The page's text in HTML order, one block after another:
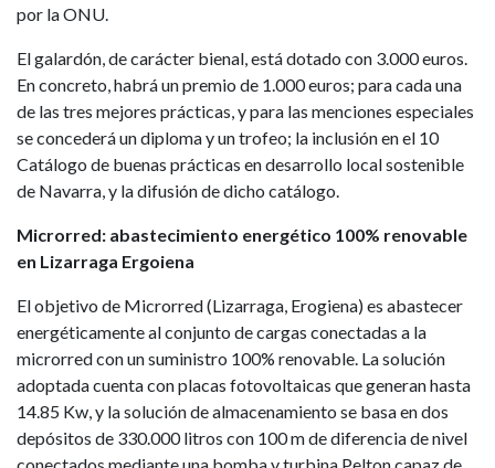
por la ONU.
El galardón, de carácter bienal, está dotado con 3.000 euros.
En concreto, habrá un premio de 1.000 euros; para cada una
de las tres mejores prácticas, y para las menciones especiales
se concederá un diploma y un trofeo; la inclusión en el 10
Catálogo de buenas prácticas en desarrollo local sostenible
de Navarra, y la difusión de dicho catálogo.
Microrred: abastecimiento energético 100% renovable
en Lizarraga Ergoiena
El objetivo de Microrred (Lizarraga, Erogiena) es abastecer
energéticamente al conjunto de cargas conectadas a la
microrred con un suministro 100% renovable. La solución
adoptada cuenta con placas fotovoltaicas que generan hasta
14.85 Kw, y la solución de almacenamiento se basa en dos
depósitos de 330.000 litros con 100 m de diferencia de nivel